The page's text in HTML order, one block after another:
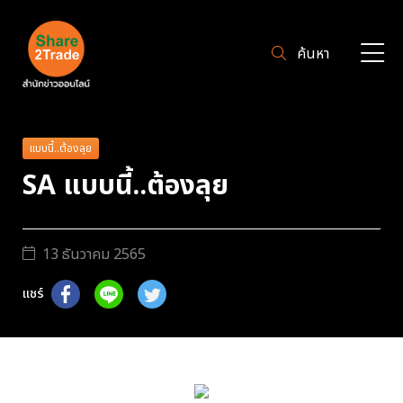
ค้นหา
แบบนี้..ต้องลุย
SA แบบนี้..ต้องลุย
13 ธันวาคม 2565
แชร์